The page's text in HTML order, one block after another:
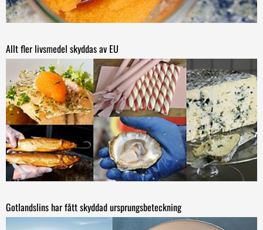
Allt fler livsmedel skyddas av EU
Gotlandslins har fått skyddad ursprungsbeteckning